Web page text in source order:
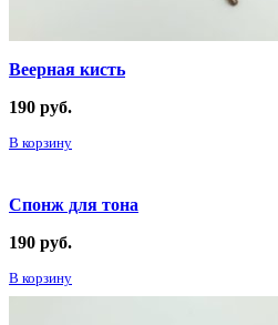
Веерная кисть
190 руб.
В корзину
Спонж для тона
190 руб.
В корзину